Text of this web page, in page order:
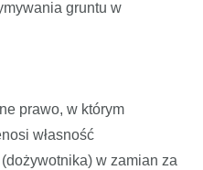
gruntu w
prawo, w którym
własność
w zamian za